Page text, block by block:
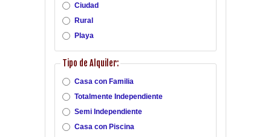
Ciudad
Rural
Playa
Tipo de Alquiler:
Casa con Familia
Totalmente Independiente
Semi Independiente
Casa con Piscina